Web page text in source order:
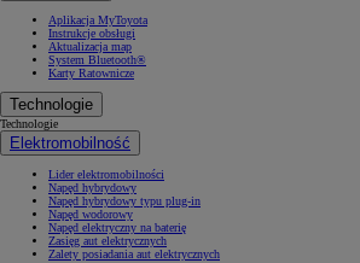
Aplikacja MyToyota
Instrukcje obsługi
Aktualizacja map
System Bluetooth®
Karty Ratownicze
Technologie
Technologie
Elektromobilność
Lider elektromobilności
Napęd hybrydowy
Napęd hybrydowy typu plug-in
Napęd wodorowy
Napęd elektryczny na baterię
Zasięg aut elektrycznych
Zalety posiadania aut elektrycznych